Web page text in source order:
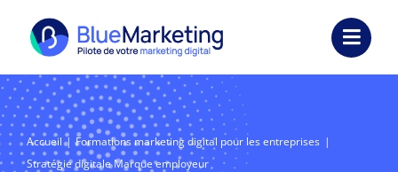
contenu
Expertises
Formations
Accueil
Formations marketing digital pour les entreprises
Stratégie digitale Marque employeur